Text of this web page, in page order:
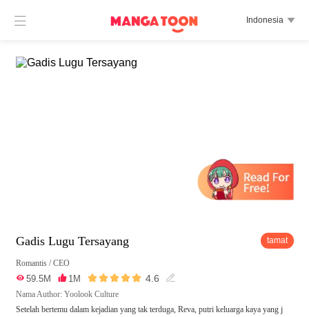
 Indonesia 
Gadis Lugu Tersayang tamat
Romantis /CEO
 59.5M  1M  4.6 
Nama Author: Yoolook Culture
Setelah bertemu dalam kejadian yang tak terduga, Reva, putri keluarga kaya yang j